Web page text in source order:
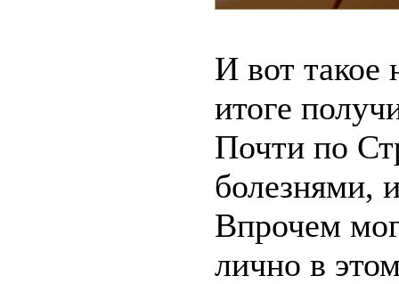
И вот такое
итоге
Почти по
болезнями,
Впрочем
лично в